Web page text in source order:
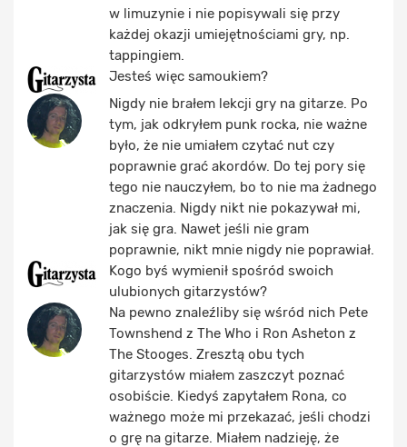
w limuzynie i nie popisywali się przy
każdej okazji umiejętnościami gry, np.
tappingiem.
Jesteś więc samoukiem?
Nigdy nie brałem lekcji gry na gitarze. Po
tym, jak odkryłem punk rocka, nie ważne
było, że nie umiałem czytać nut czy
poprawnie grać akordów. Do tej pory się
tego nie nauczyłem, bo to nie ma żadnego
znaczenia. Nigdy nikt nie pokazywał mi,
jak się gra. Nawet jeśli nie gram
poprawnie, nikt mnie nigdy nie poprawiał.
Kogo byś wymienił spośród swoich
ulubionych gitarzystów?
Na pewno znaleźliby się wśród nich Pete
Townshend z The Who i Ron Asheton z
The Stooges. Zresztą obu tych
gitarzystów miałem zaszczyt poznać
osobiście. Kiedyś zapytałem Rona, co
ważnego może mi przekazać, jeśli chodzi
o grę na gitarze. Miałem nadzieję, że